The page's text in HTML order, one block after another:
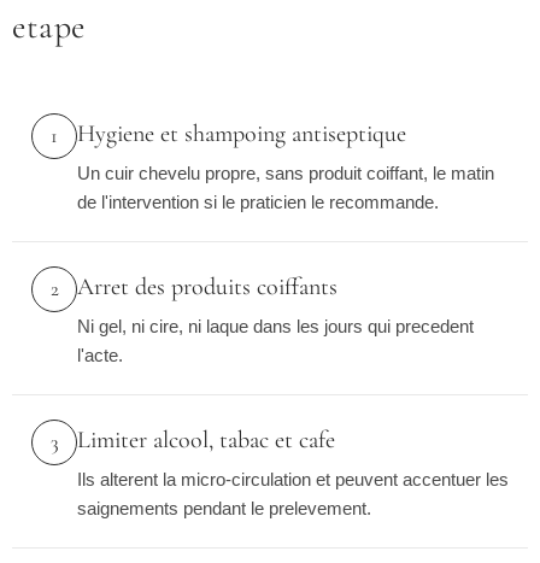
etape
1 Hygiene et shampoing antiseptique
Un cuir chevelu propre, sans produit coiffant, le matin
de l'intervention si le praticien le recommande.
2 Arret des produits coiffants
Ni gel, ni cire, ni laque dans les jours qui precedent
l'acte.
3 Limiter alcool, tabac et cafe
Ils alterent la micro-circulation et peuvent accentuer les
saignements pendant le prelevement.